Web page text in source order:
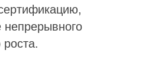
роста.